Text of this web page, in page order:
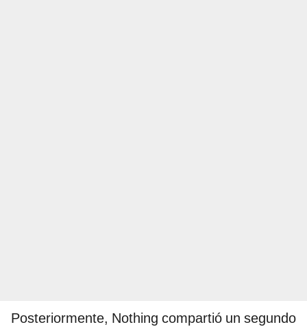
Posteriormente, Nothing compartió un segundo